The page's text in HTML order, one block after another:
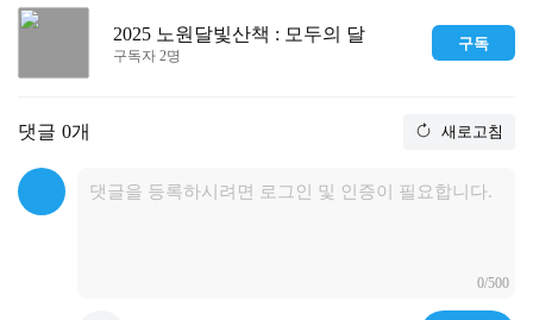
2025 노원달빛산책 : 모두의 달
구독자 2명
구독
댓글 0개 새로고침
0/500